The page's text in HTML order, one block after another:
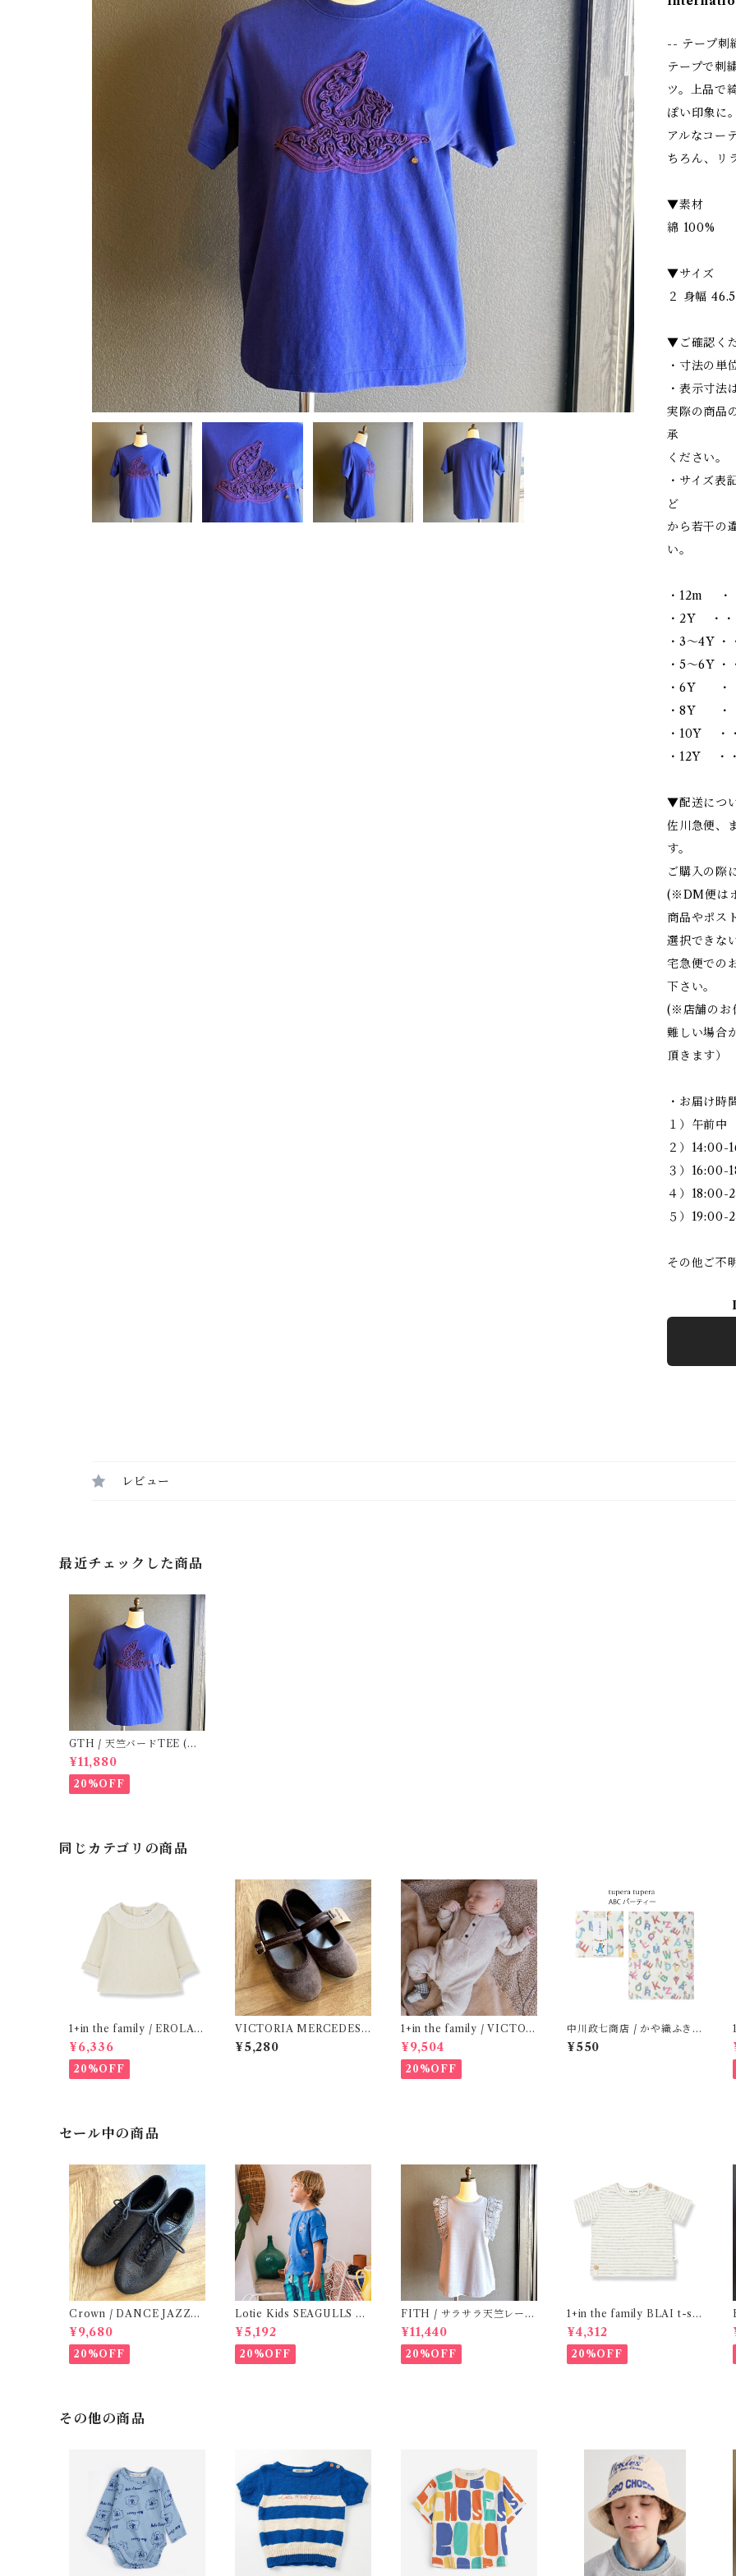
-- テープ刺
テープで刺
ツ。上品で
ぽい印象に
アルなコー
ちろん、リ
▼素材
綿 100%
▼サイズ
２ 身幅
▼ご確認く
・寸法の単
・表示寸法
実際の商品
承
ください。
・サイズ表
ど
から若干の
い。
・12m
・2Y ・
・3～4Y
・5～6Y
・6Y ・
・8Y ・
・10Y ・
・12Y ・
▼配送につ
佐川急便、
す。
ご購入の際
(※DM便は
商品やポス
選択できな
宅急便での
下さい。
(※店舗のお
難しい場合
頂きます）
・お届け時
１）午前中
２）14:00-
３）16:00-
４）18:00-
５）19:00-
その他ご不
レビュー
最近チェックした商品
GTH / 天竺バードTEE (Na
vyBL) / Size２
¥11,880
20%OFF
同じカテゴリの商品
1+in the family / EROLA (
24m )
¥6,336
20%OFF
VICTORIA MERCEDES (
29-34 / Testa )
¥5,280
1+in the family / VICTOR
( 12m )
¥9,504
20%OFF
中川政七商店 / かや織ふきん
( tupera tupera ABCパー
ティー)
¥550
セール中の商品
Crown / DANCE JAZZ
(3:22cm / 6:24-24,5 ) Bla
ck
¥9,680
20%OFF
Lotie Kids SEAGULLS Te
e (12m- 8Y)
¥5,192
20%OFF
FITH / サラサラ天竺レース
Tシャツ (BL) / 145・155
¥11,440
20%OFF
1+in the family BLAI t-shi
rt (Grey)
¥4,312
20%OFF
その他の商品